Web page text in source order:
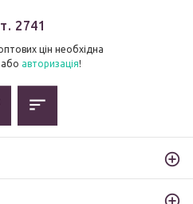
2741
цін необхідна
або авторизація!